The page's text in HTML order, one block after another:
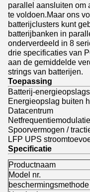
parallel aansluiten om
te voldoen.Maar ons
batterijclusters kunt
batterijbanken in
onderverdeeld in 8
drie specificaties van
aan de gemiddelde
strings van batterijen.
Toepassing
Batterij-
Energieopslag buiten
Datacentrum
Spoorvermogen /
LFP UPS
Specificatie
Productnaam
Model nr.
beschermingsmethode